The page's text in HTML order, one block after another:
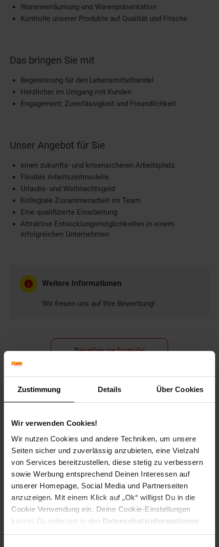
Zustimmung Details Über Cookies
Wir verwenden Cookies!
Wir nutzen Cookies und andere Techniken, um unsere
Seiten sicher und zuverlässig anzubieten, eine Vielzahl
von Services bereitzustellen, diese stetig zu verbessern
sowie Werbung entsprechend Deinen Interessen auf
unserer Homepage, Social Media und Partnerseiten
anzuzeigen. Mit einem Klick auf „Ok“ willigst Du in die
Cookie Verwendung ein. Deine Cookie-Einstellungen
kannst Du jederzeit in den Datenschutzinformationen
ändern bzw. widerrufen.
Warenverräumung und Warenpräsentation
Kontrolle unserer Produkte auf Qualität und Frische
Das bringen Sie mit
Begeisterung für den Lebensmittelhandel
Herzlicher im Umgang mit Kunden
Engagement, Zuverlässigkeit und Freundlichkeit
Unser Angebot für Sie
einen zukunfts- und krisensicheren Arbeitsplatz
Flexible Arbeitszeitmodelle
Urlaubs- und Weihnachtsgeld
Kollegiale Zusammenarbeit im Team
Eine qualifizierte Einarbeitung
Attraktive Entwicklungsmöglichkeiten in einem
erfolgreichen Unternehmen
Weitere Informationen
Wir freuen uns auf Ihre Bewerbung!
Bewerben per Formular
Folge uns auf Social Media!
Hinweis: Aus Gründen der leichteren Lesbarkeit verwenden
wir im Textverlauf die männliche Form der Anrede.
Selbstverständlich sind bei Netto Menschen jeder
Geschlechtsidentität willkommen.
Fußzeile